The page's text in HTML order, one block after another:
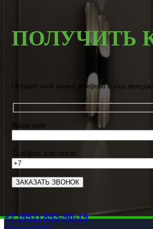
ПОЛУЧИТЬ
Оставьте свой номер телефона и наш
Ваше имя
Телефон для связи
+7 (951) 853-90-19